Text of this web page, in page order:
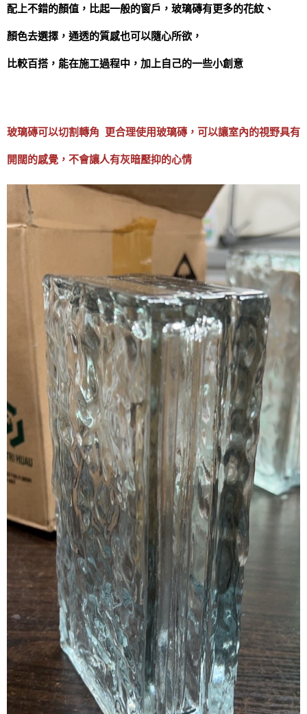
配上不錯的顏值，比起一般的窗戶，玻璃磚有更多的花紋、
顏色去選擇，通透的質感也可以隨心所欲，
比較百搭，能在施工過程中，加上自己的一些小創意
玻璃磚可以切割轉角 更合理使用玻璃磚，可以讓室內的視野具有
開闊的感覺，不會讓人有灰暗壓抑的心情